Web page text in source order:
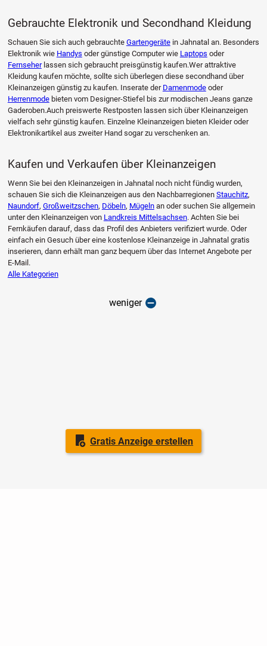
Gratis Anzeige erstellen
Gebrauchte Elektronik und Secondhand Kleidung
Schauen Sie sich auch gebrauchte Gartengerätein Jahnatal an. Besonders
Elektronik wie Handys oder günstige Computer wie Laptops oder
Fernseherlassen sich gebraucht preisgünstig kaufen.Wer attraktive
Kleidung kaufen möchte, sollte sich überlegen diese secondhand über
Kleinanzeigen günstig zu kaufen. Inserate der Damenmodeoder
Herrenmodebieten vom Designer-Stiefel bis zur modischen Jeans ganze
Gaderoben.Auch preiswerte Restposten lassen sich über Kleinanzeigen
vielfach sehr günstig kaufen. Einzelne Kleinanzeigen bieten Kleider oder
Elektronikartikel aus zweiter Hand sogar zu verschenken an.
Kaufen und Verkaufen über Kleinanzeigen
Wenn Sie bei den Kleinanzeigen in Jahnatal noch nicht fündig wurden,
schauen Sie sich die Kleinanzeigen aus den Nachbarregionen Stauchitz,
Naundorf, Großweitzschen, Döbeln, Mügelnan oder suchen Sie allgemein
unter den Kleinanzeigen von Landkreis Mittelsachsen. Achten Sie bei
Fernkäufen darauf, dass das Profil des Anbieters verifiziert wurde. Oder
einfach ein Gesuch über eine kostenlose Kleinanzeige in Jahnatal gratis
inserieren, dann erhält man ganz bequem über das Internet Angebote per
E-Mail.
Alle Kategorien
weniger